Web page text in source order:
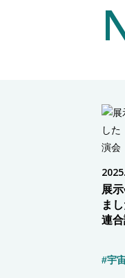
展
ま
連
#宇